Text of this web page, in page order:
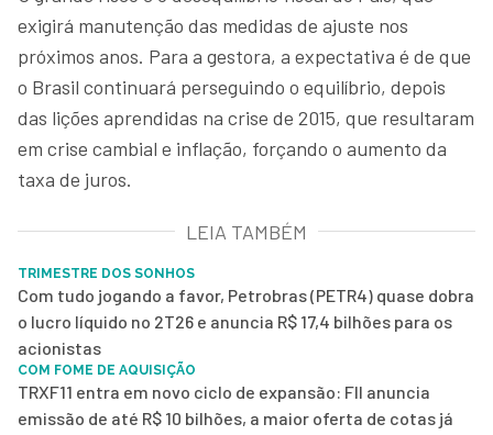
exigirá manutenção das medidas de ajuste nos
próximos anos. Para a gestora, a expectativa é de que
o Brasil continuará perseguindo o equilíbrio, depois
das lições aprendidas na crise de 2015, que resultaram
em crise cambial e inflação, forçando o aumento da
taxa de juros.
LEIA TAMBÉM
TRIMESTRE DOS SONHOS
Com tudo jogando a favor, Petrobras (PETR4) quase dobra
o lucro líquido no 2T26 e anuncia R$ 17,4 bilhões para os
acionistas
COM FOME DE AQUISIÇÃO
TRXF11 entra em novo ciclo de expansão: FII anuncia
emissão de até R$ 10 bilhões, a maior oferta de cotas já